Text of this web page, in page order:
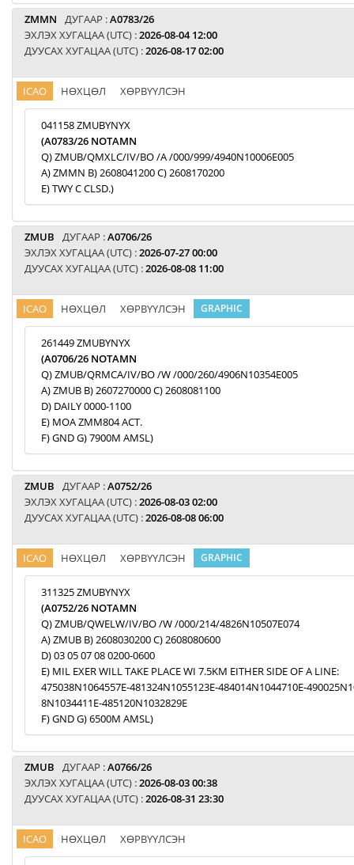
ZMMN ДУГААР :A0783/26
ЭХЛЭХ ХУГАЦАА (UTC) :2026-08-04 12:00
ДУУСАХ ХУГАЦАА (UTC) :2026-08-17 02:00
ICAO НӨХЦӨЛ ХӨРВҮҮЛСЭН
041158 ZMUBYNYX
(A0783/26 NOTAMN
Q) ZMUB/QMXLC/IV/BO /A /000/999/4940N10006E005
A) ZMMN B) 2608041200 C) 2608170200
E) TWY C CLSD.)
ZMUB ДУГААР :A0706/26
ЭХЛЭХ ХУГАЦАА (UTC) :2026-07-27 00:00
ДУУСАХ ХУГАЦАА (UTC) :2026-08-08 11:00
ICAO НӨХЦӨЛ ХӨРВҮҮЛСЭН GRAPHIC
261449 ZMUBYNYX
(A0706/26 NOTAMN
Q) ZMUB/QRMCA/IV/BO /W /000/260/4906N10354E005
A) ZMUB B) 2607270000 C) 2608081100
D) DAILY 0000-1100
E) MOA ZMM804 ACT.
F) GND G) 7900M AMSL)
ZMUB ДУГААР :A0752/26
ЭХЛЭХ ХУГАЦАА (UTC) :2026-08-03 02:00
ДУУСАХ ХУГАЦАА (UTC) :2026-08-08 06:00
ICAO НӨХЦӨЛ ХӨРВҮҮЛСЭН GRAPHIC
311325 ZMUBYNYX
(A0752/26 NOTAMN
Q) ZMUB/QWELW/IV/BO /W /000/214/4826N10507E074
A) ZMUB B) 2608030200 C) 2608080600
D) 03 05 07 08 0200-0600
E) MIL EXER WILL TAKE PLACE WI 7.5KM EITHER SIDE OF A LINE:
475038N1064557E-481324N1055123E-484014N1044710E-
8N1034411E-485120N1032829E
F) GND G) 6500M AMSL)
ZMUB ДУГААР :A0766/26
ЭХЛЭХ ХУГАЦАА (UTC) :2026-08-03 00:38
ДУУСАХ ХУГАЦАА (UTC) :2026-08-31 23:30
ICAO НӨХЦӨЛ ХӨРВҮҮЛСЭН